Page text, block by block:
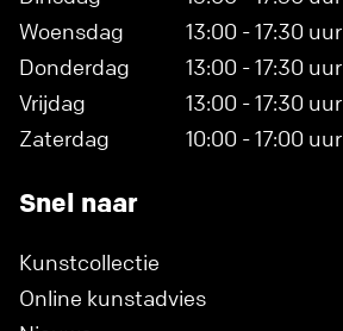
Woensdag
13:00 - 17:30 uur
Donderdag
13:00 - 17:30 uur
Vrijdag
13:00 - 17:30 uur
Zaterdag
10:00 - 17:00 uur
Snel naar
Kunstcollectie
Online kunstadvies